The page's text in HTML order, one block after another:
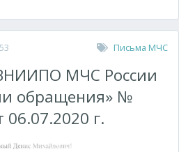
Письма МЧС
МЧС России
обращения» №
06.07.2020 г.